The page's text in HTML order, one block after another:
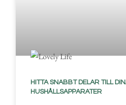
HITTA SNABBT DELAR TILL
HUSHÅLLSAPPARATER